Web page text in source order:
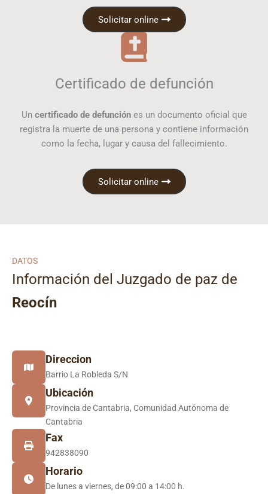
Solicitar online
Certificado de defunción
Un certificado de defunciónes un documento oficial que
registra la muerte de una persona y contiene información
como la fecha, lugar y causa del fallecimiento.
Solicitar online
DATOS
Información del Juzgado de paz de
Reocín
Direccion
Barrio La Robleda S/N
Ubicación
Provincia de Cantabria, Comunidad Autónoma de
Cantabria
Fax
942838090
Horario
De lunes a viernes, de 09:00 a 14:00 h.